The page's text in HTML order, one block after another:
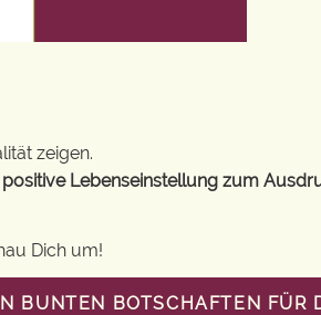
zeigen.
positive Lebenseinstellung zum
Dich um!
BUNTEN BOTSCHAFTEN FÜR